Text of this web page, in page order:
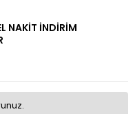
NAKİT İNDİRİM